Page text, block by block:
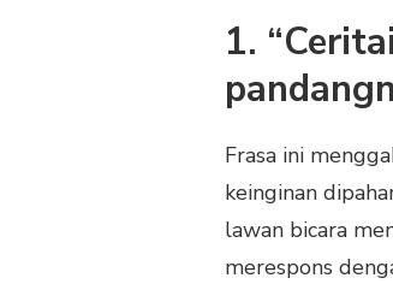
1.
Frasa ini
keinginan
lawan bicara
merespons